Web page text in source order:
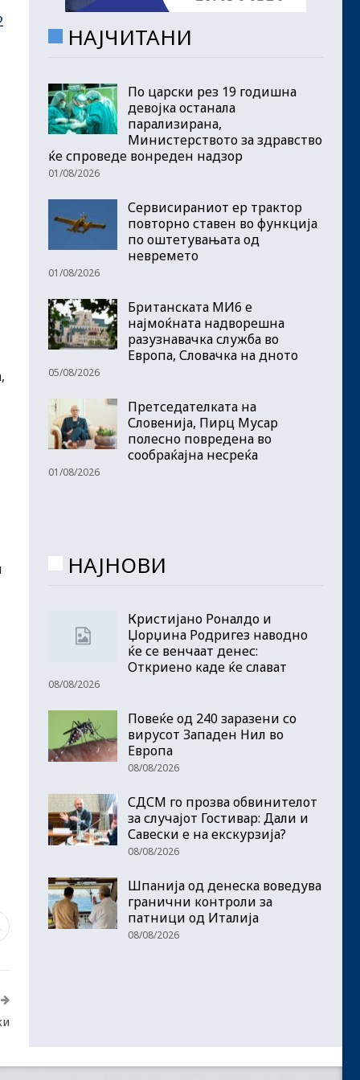
НАЈЧИТАНИ
По царски рез 19 годишна
девојка останала
парализирана,
Министерството за здравство
ќе спроведе вонреден надзор
01/08/2026
Сервисираниот ер трактор
повторно ставен во функција
по оштетувањата од
невремето
01/08/2026
Британската МИ6 е
најмоќната надворешна
разузнавачка служба во
Европа, Словачка на дното
05/08/2026
Претседателката на
Словенија, Пирц Мусар
полесно повредена во
сообраќајна несреќа
01/08/2026
НАЈНОВИ
Кристијано Роналдо и
Џорџина Родригез наводно
ќе се венчаат денес:
Откриено каде ќе слават
08/08/2026
Повеќе од 240 заразени со
вирусот Западен Нил во
Европа
08/08/2026
СДСМ го прозва обвинителот
за случајот Гостивар: Дали и
Савески е на екскурзија?
08/08/2026
Шпанија од денеска воведува
гранични контроли за
патници од Италија
08/08/2026